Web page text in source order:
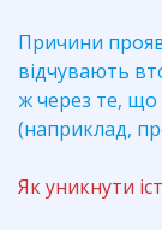
Причини
відчувають
ж через те,
(наприклад,
Як уникнути